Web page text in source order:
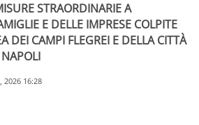
STRAORDINARIE A
E DELLE IMPRESE COLPITE
DEI CAMPI FLEGREI E DELLA CITTÀ
2026 16:28